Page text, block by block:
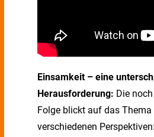
Einsamkeit – eine
Herausforderung: Die
Folge blickt auf das Thema
verschiedenen